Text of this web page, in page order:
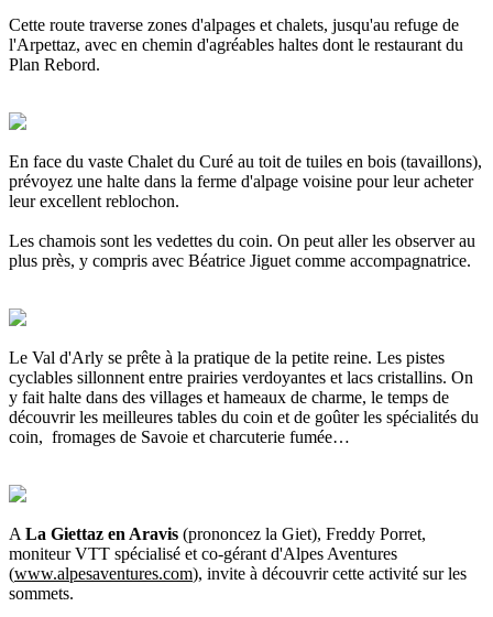
Cette route traverse zones d'alpages et chalets, jusqu'au refuge de
l'Arpettaz, avec en chemin d'agréables haltes dont le restaurant du
Plan Rebord.
En face du vaste Chalet du Curé au toit de tuiles en bois (tavaillons),
prévoyez une halte dans la ferme d'alpage voisine pour leur acheter
leur excellent reblochon.
Les chamois sont les vedettes du coin. On peut aller les observer au
plus près, y compris avec Béatrice Jiguet comme accompagnatrice.
Le Val d'Arly se prête à la pratique de la petite reine. Les pistes
cyclables sillonnent entre prairies verdoyantes et lacs cristallins. On
y fait halte dans des villages et hameaux de charme, le temps de
découvrir les meilleures tables du coin et de goûter les spécialités du
coin, fromages de Savoie et charcuterie fumée…
A La Giettaz en Aravis (prononcez la Giet), Freddy Porret,
moniteur VTT spécialisé et co-gérant d'Alpes Aventures
(www.alpesaventures.com), invite à découvrir cette activité sur les
sommets.